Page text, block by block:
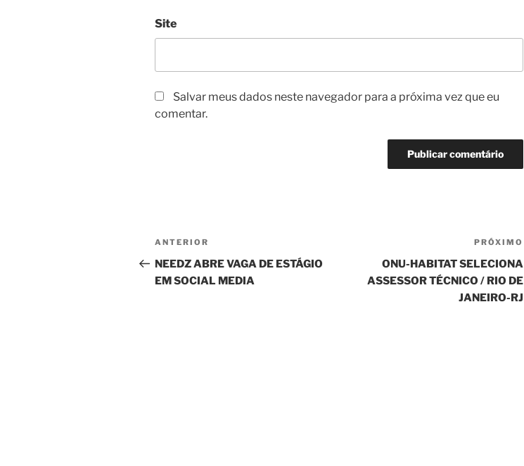
Site
Salvar meus dados neste navegador para a próxima vez que eu
comentar.
Navegação
de
Post
Post
anterior
ANTERIOR
NEEDZ ABRE VAGA DE ESTÁGIO
EM SOCIAL MEDIA
PRÓXIMO
ONU-HABITAT SELECIONA
ASSESSOR TÉCNICO / RIO DE
JANEIRO-RJ